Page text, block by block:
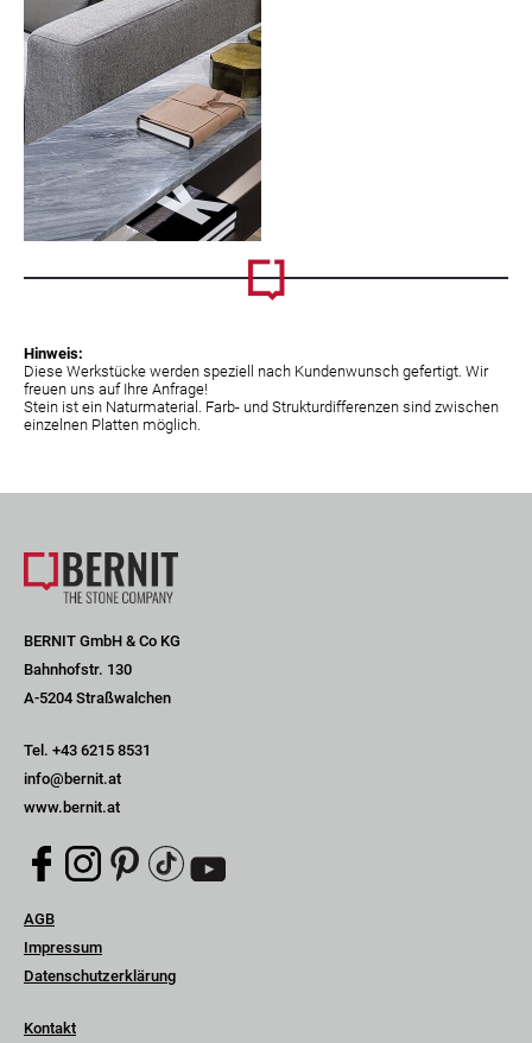
Hinweis:
Diese Werkstücke werden speziell nach Kundenwunsch gefertigt. Wir
freuen uns auf Ihre Anfrage!
Stein ist ein Naturmaterial. Farb- und Strukturdifferenzen sind zwischen
einzelnen Platten möglich.
BERNIT GmbH & Co KG
Bahnhofstr. 130
A-5204 Straßwalchen
Tel. +43 6215 8531
info@bernit.at
www.bernit.at
Navigation
überspringen
AGB
Impressum
Datenschutzerklärung
Navigation
Kontakt